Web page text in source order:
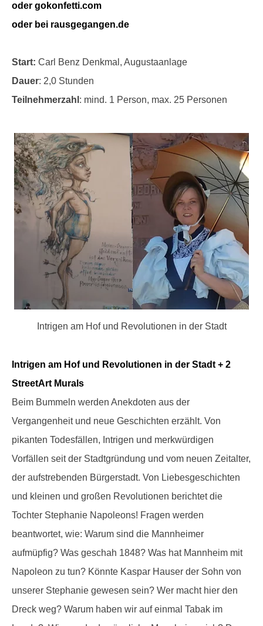
oder gokonfetti.com
oder bei rausgegangen.de
Start: Carl Benz Denkmal, Augustaanlage
Dauer: 2,0 Stunden
Teilnehmerzahl : mind. 1 Person, max. 25 Personen
Intrigen am Hof und Revolutionen in der Stadt
Intrigen am Hof und Revolutionen in der Stadt + 2
StreetArt Murals
Beim Bummeln werden Anekdoten aus der
Vergangenheit und neue Geschichten erzählt. Von
pikanten Todesfällen, Intrigen und merkwürdigen
Vorfällen seit der Stadtgründung und vom neuen Zeitalter,
der aufstrebenden Bürgerstadt. Von Liebesgeschichten
und kleinen und großen Revolutionen berichtet die
Tochter Stephanie Napoleons! Fragen werden
beantwortet, wie: Warum sind die Mannheimer
aufmüpfig? Was geschah 1848? Was hat Mannheim mit
Napoleon zu tun? Könnte Kaspar Hauser der Sohn von
unserer Stephanie gewesen sein? Wer macht hier den
Dreck weg? Warum haben wir auf einmal Tabak im